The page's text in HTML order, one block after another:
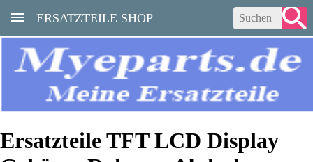
ERSATZTEILE SHOP
Ersatzteile TFT LCD Display